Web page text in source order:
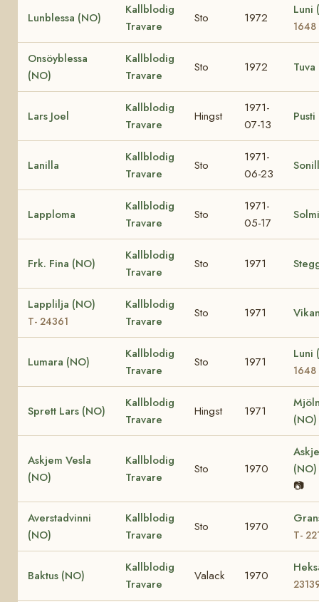
Lunblessa (NO)
Kallblodig
Travare
Sto 1972
Luni
1648
Onsöyblessa
(NO)
Kallblodig
Travare
Sto 1972
Lars Joel
Kallblodig
Travare
Hingst
1971-
07-13
Pusti
Lanilla
Kallblodig
Travare
Sto
1971-
06-23
Lapploma
Kallblodig
Travare
Sto
1971-
05-17
Solmi
Frk. Fina (NO)
Kallblodig
Travare
Sto 1971
Lapplilja (NO)
T- 24361
Kallblodig
Travare
Sto 1971
Lumara (NO)
Kallblodig
Travare
Sto 1971
Luni
1648
Sprett Lars (NO)
Kallblodig
Travare
Hingst 1971
(NO)
Askjem Vesla
(NO)
Kallblodig
Travare
Sto 1970
(NO)
📷
Averstadvinni
(NO)
Kallblodig
Travare
Sto 1970
T-
Baktus (NO)
Kallblodig
Travare
Valack 1970